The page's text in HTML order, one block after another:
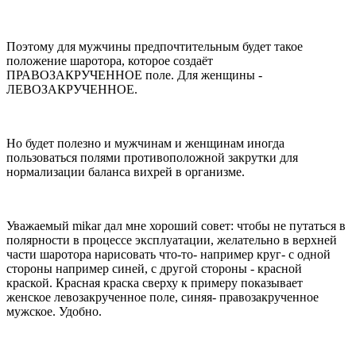
Поэтому для мужчины предпочтительным будет такое
положение шаротора, которое создаёт
ПРАВОЗАКРУЧЕННОЕ поле. Для женщины -
ЛЕВОЗАКРУЧЕННОЕ.
Но будет полезно и мужчинам и женщинам иногда
пользоваться полями противоположной закрутки для
нормализации баланса вихрей в организме.
Уважаемый mikar дал мне хороший совет: чтобы не путаться в
полярности в процессе эксплуатации, желательно в верхней
части шаротора нарисовать что-то- например круг- с одной
стороны например синей, с другой стороны - красной
краской. Красная краска сверху к примеру показывает
женское левозакрученное поле, синяя- правозакрученное
мужское. Удобно.